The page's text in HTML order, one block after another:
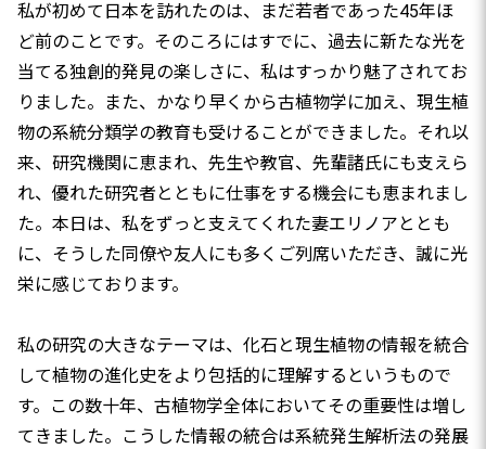
私が初めて日本を訪れたのは、まだ若者であった45年ほ
ど前のことです。そのころにはすでに、過去に新たな光を
当てる独創的発見の楽しさに、私はすっかり魅了されてお
りました。また、かなり早くから古植物学に加え、現生植
物の系統分類学の教育も受けることができました。それ以
来、研究機関に恵まれ、先生や教官、先輩諸氏にも支えら
れ、優れた研究者とともに仕事をする機会にも恵まれまし
た。本日は、私をずっと支えてくれた妻エリノアととも
に、そうした同僚や友人にも多くご列席いただき、誠に光
栄に感じております。
私の研究の大きなテーマは、化石と現生植物の情報を統合
して植物の進化史をより包括的に理解するというもので
す。この数十年、古植物学全体においてその重要性は増し
てきました。こうした情報の統合は系統発生解析法の発展